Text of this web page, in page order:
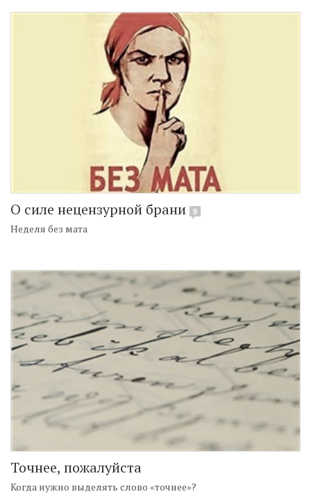
О силе нецензурной брани 9
Неделя без мата
Точнее, пожалуйста
Когда нужно выделять слово «точнее»?